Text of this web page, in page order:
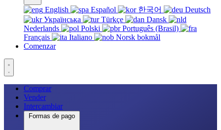
English Español 한국어
Deutsch
Українська
Türkçe
Dansk
Nederlands
Polski
Português (Brasil)
Français
Italiano
Norsk bokmål
Comenzar
Comprar
Vender
Intercambiar
Formas de pago